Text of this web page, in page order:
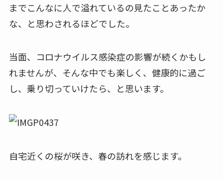
までこんなに人で溢れているの見たことあったか
な、と思わされるほどでした。
当面、コロナウイルス感染症の影響が続くかもし
れませんが、そんな中でも楽しく、健康的に過ご
し、乗り切っていけたら、と思います。
自宅近くの桜が咲き、春の訪れを感じます。